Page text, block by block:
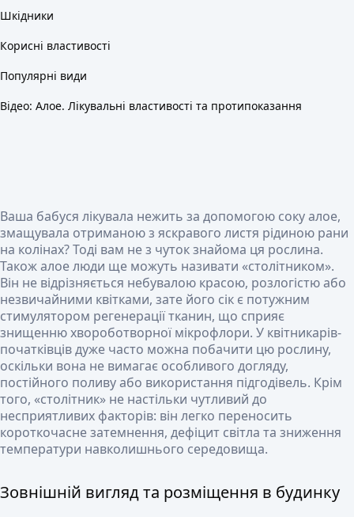
Шкідники
Корисні властивості
Популярні види
Відео: Алое. Лікувальні властивості та протипоказання
Ваша бабуся лікувала нежить за допомогою соку алое,
змащувала отриманою з яскравого листя рідиною рани
на колінах? Тоді вам не з чуток знайома ця рослина.
Також алое люди ще можуть називати «столітником».
Він не відрізняється небувалою красою, розлогістю або
незвичайними квітками, зате його сік є потужним
стимулятором регенерації тканин, що сприяє
знищенню хвороботворної мікрофлори. У квітникарів-
початківців дуже часто можна побачити цю рослину,
оскільки вона не вимагає особливого догляду,
постійного поливу або використання підгодівель. Крім
того, «столітник» не настільки чутливий до
несприятливих факторів: він легко переносить
короткочасне затемнення, дефіцит світла та зниження
температури навколишнього середовища.
Зовнішній вигляд та розміщення в будинку